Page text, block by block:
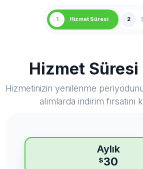
1 Hizmet Süresi 2
Hizmet Süresi
Hizmetinizin yenilenme
alımlarda indirim fırsatını
Aylık
$30